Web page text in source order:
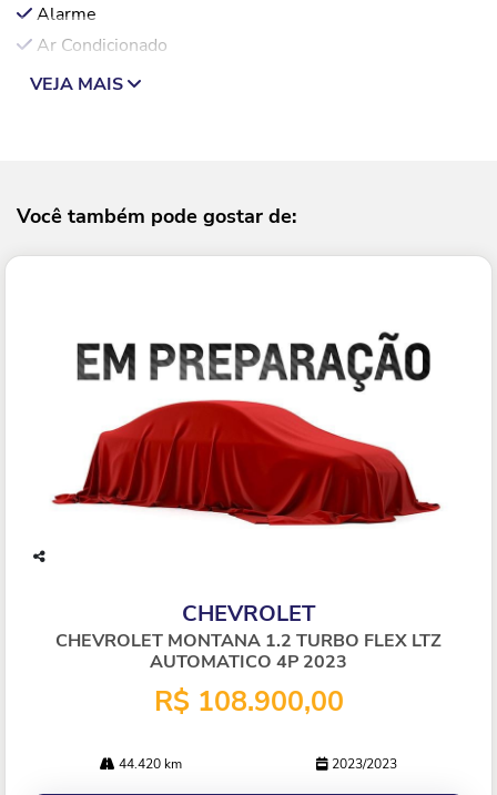
Alarme
Ar Condicionado
VEJA MAIS
Você também pode gostar de:
CHEVROLET
CHEVROLET MONTANA 1.2 TURBO FLEX LTZ
AUTOMATICO 4P 2023
R$ 108.900,00
44.420 km 2023/2023